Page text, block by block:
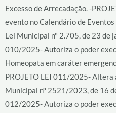
Excesso de Arrecadação. -
evento no Calendário de
Lei Municipal nº 2.705, de 23 de
010/2025- Autoriza o poder
Homeopata em caráter
PROJETO LEI 011/2025- Altera
Municipal nº 2521/2023, de 16
012/2025- Autoriza o poder